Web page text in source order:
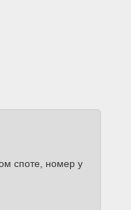
споте, номер у